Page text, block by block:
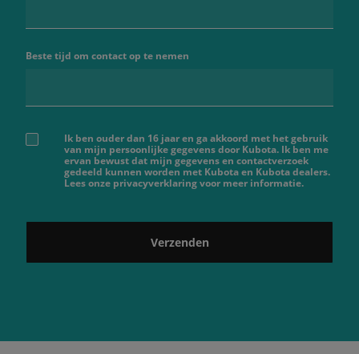
Beste tijd om contact op te nemen
Ik ben ouder dan 16 jaar en ga akkoord met het gebruik
van mijn persoonlijke gegevens door Kubota. Ik ben me
ervan bewust dat mijn gegevens en contactverzoek
gedeeld kunnen worden met Kubota en Kubota dealers.
Lees onze privacyverklaring voor meer informatie.
Verzenden